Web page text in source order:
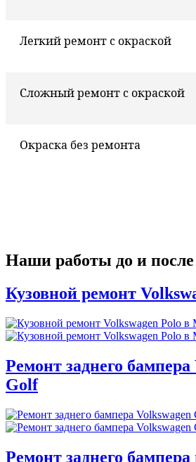
Легкий ремонт с окраской
Сложный ремонт с окраской
Окраска без ремонта
Наши работы до и после
Кузовной ремонт
Ремонт заднего бампера
Golf
Ремонт заднего бампера